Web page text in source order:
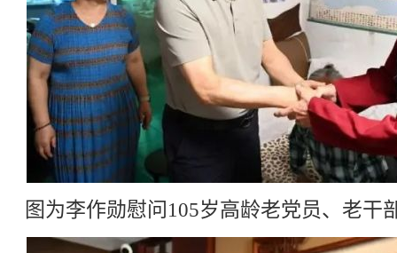
图为李作勋慰问105岁高龄老党员、老干